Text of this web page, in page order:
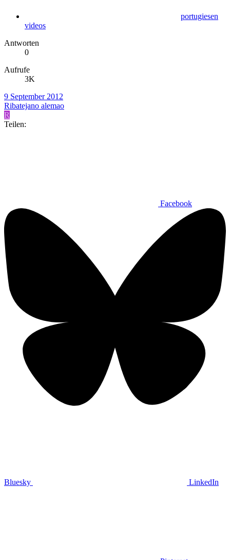
portugiesen
videos
Antworten
0
Aufrufe
3K
9 September 2012
Ribatejano alemao
R
Teilen:
Facebook
Bluesky LinkedIn